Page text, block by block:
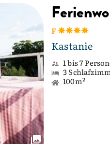
F
Kastanie
1 bis 7
3
100m²